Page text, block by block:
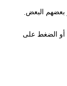
بعضهم البعض.
أو الضغط على